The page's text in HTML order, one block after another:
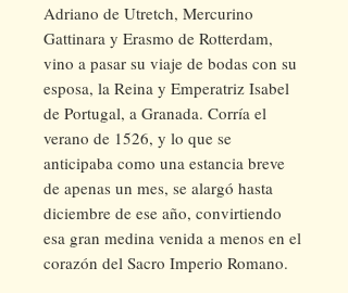
Adriano de Utretch, Mercurino
Gattinara y Erasmo de Rotterdam,
vino a pasar su viaje de bodas con su
esposa, la Reina y Emperatriz Isabel
de Portugal, a Granada. Corría el
verano de 1526, y lo que se
anticipaba como una estancia breve
de apenas un mes, se alargó hasta
diciembre de ese año, convirtiendo
esa gran medina venida a menos en el
corazón del Sacro Imperio Romano.